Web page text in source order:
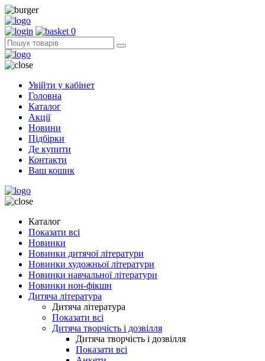
0
Увійти у кабінет
Головна
Каталог
Акції
Новини
Підбірки
Де купити
Контакти
Ваш кошик
Каталог
Показати всі
Новинки
Новинки дитячої літератури
Новинки художньої літератури
Новинки навчальної літератури
Новинки нон-фікшн
Дитяча література
Дитяча література
Показати всі
Дитяча творчість і дозвілля
Дитяча творчість і дозвілля
Показати всі